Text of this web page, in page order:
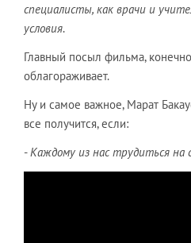
специалисты, как врачи и
условия.
Главный посыл фильма,
облагораживает.
Ну и самое важное, Марат
все получится, если:
- Каждому из нас трудиться на